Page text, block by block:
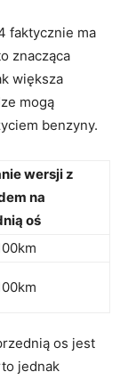
faktycznie ma‍
znacząca
‌większa​
mogą
benzyny.
wersji z
na
oś
os jest
jednak